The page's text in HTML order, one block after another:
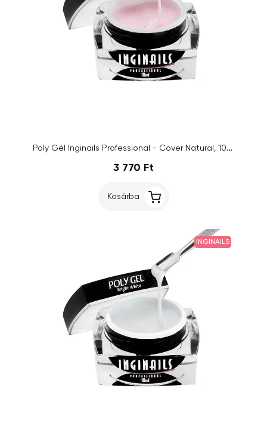
Poly Gél Inginails Professional - Cover Natural, 10ml
3 770 Ft
Kosárba
INGINAILS